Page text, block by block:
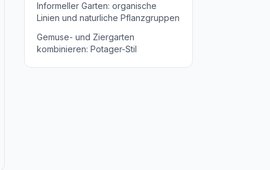
Informeller Garten: organische
Linien und naturliche Pflanzgruppen
Gemuse- und Ziergarten
kombinieren: Potager-Stil